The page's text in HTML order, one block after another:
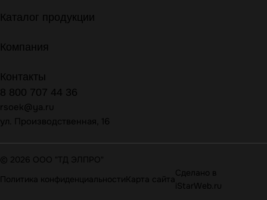
Каталог продукции
Компания
Контакты
8 800 707 44 36
rsoek@ya.ru
ул. Производственная, 16
© 2026 ООО "ТД ЭЛПРО"
Политика конфиденциальностиКарта сайта
Сделано в
iStarWeb.ru